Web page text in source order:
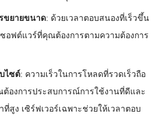
ขยายขนาด: ด้วยเวลาตอบสนองที่เร็วขึ้น
อฟต์แวร์ที่คุณต้องการตามความต้องการ
ไซต์: ความเร็วในการโหลดที่รวดเร็วถือ
องการประสบการณ์การใช้งานที่ดีและ
สูง เซิร์ฟเวอร์เฉพาะช่วยให้เวลาตอบ